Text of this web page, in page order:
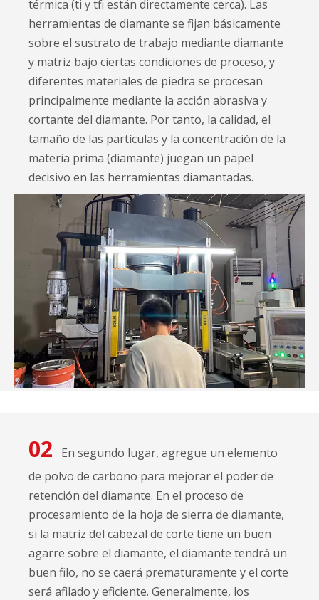
térmica (ti y tfi están directamente cerca). Las
herramientas de diamante se fijan básicamente
sobre el sustrato de trabajo mediante diamante
y matriz bajo ciertas condiciones de proceso, y
diferentes materiales de piedra se procesan
principalmente mediante la acción abrasiva y
cortante del diamante. Por tanto, la calidad, el
tamaño de las partículas y la concentración de la
materia prima (diamante) juegan un papel
decisivo en las herramientas diamantadas.
02
En segundo lugar, agregue un elemento
de polvo de carbono para mejorar el poder de
retención del diamante. En el proceso de
procesamiento de la hoja de sierra de diamante,
si la matriz del cabezal de corte tiene un buen
agarre sobre el diamante, el diamante tendrá un
buen filo, no se caerá prematuramente y el corte
será afilado y eficiente. Generalmente, los